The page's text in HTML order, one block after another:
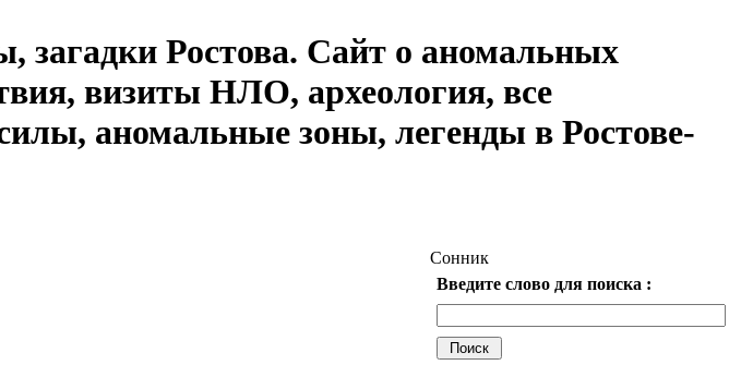
загадки Ростова. Сайт о аномальных
визиты НЛО, археология, все
аномальные зоны, легенды в Ростове-
Сонник
Введите слово для поиска :